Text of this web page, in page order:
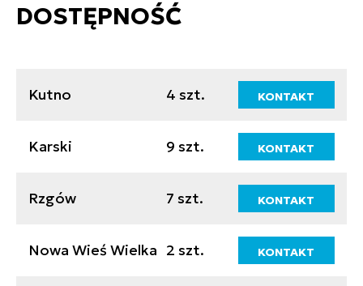
DOSTĘPNOŚĆ
Kutno 4 szt. KONTAKT
Karski 9 szt. KONTAKT
Rzgów 7 szt. KONTAKT
Nowa Wieś Wielka 2 szt. KONTAKT